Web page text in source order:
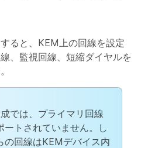
ると、KEM上の回線を設定
、監視回線、短縮ダイヤルを
では、プライマリ回線
ートされていません。し
の回線はKEMデバイス内